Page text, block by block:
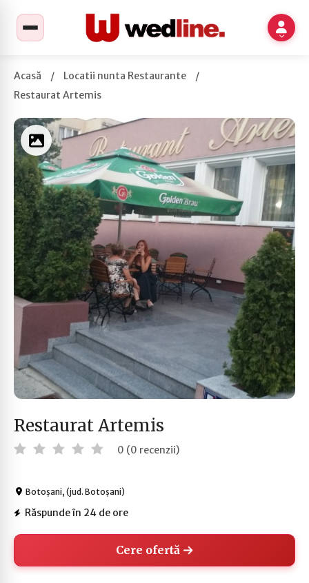
Acasă / Locatii nunta Restaurante
/
Restaurat Artemis
Restaurat Artemis
0 (0 recenzii)
Botoșani, (jud. Botoșani)
Răspunde în 24 de ore
Cere ofertă